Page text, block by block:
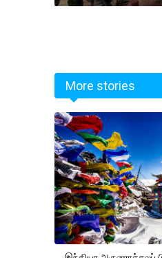
More stories